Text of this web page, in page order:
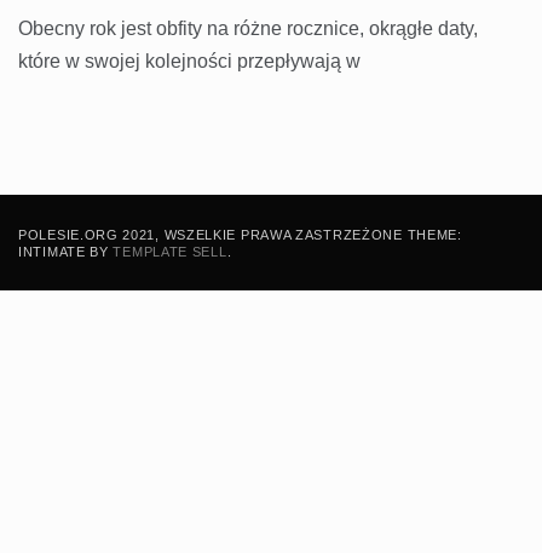
Obecny rok jest obfity na różne rocznice, okrągłe daty,
które w swojej kolejności przepływają w
POLESIE.ORG 2021, WSZELKIE PRAWA ZASTRZEŻONE THEME:
INTIMATE BYTEMPLATE SELL.